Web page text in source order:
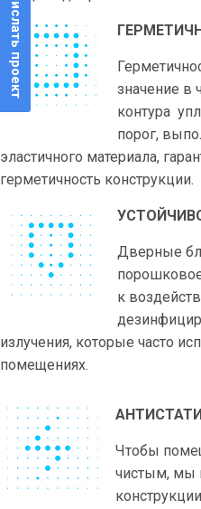
значение в
контура
порог,
эластичного материала,
герметичность конструкции.
Дверные
к
излучения, которые часто
помещениях.
Чтобы
чистым, мы
Прислать проект